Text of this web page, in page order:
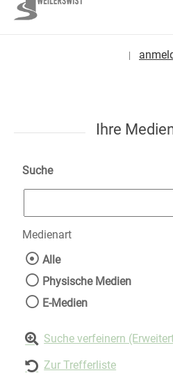
Ihre
Suche
Medienart
Wählen Sie die
Alle
Physische Medien
E-Medien
Suche verfeinern
Zur Trefferliste